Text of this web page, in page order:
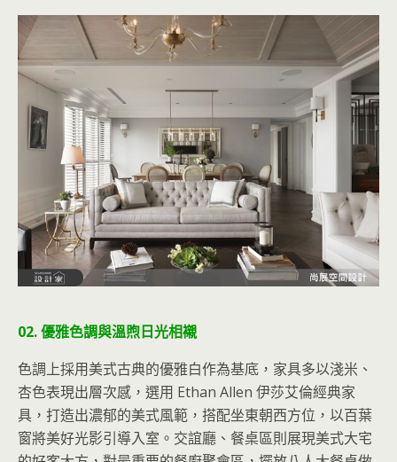
02. 優雅色調與溫煦日光相襯
色調上採用美式古典的優雅白作為基底，家具多以淺米、
杏色表現出層次感，選用 Ethan Allen 伊莎艾倫經典家
具，打造出濃郁的美式風範，搭配坐東朝西方位，以百葉
窗將美好光影引導入室。交誼廳、餐桌區則展現美式大宅